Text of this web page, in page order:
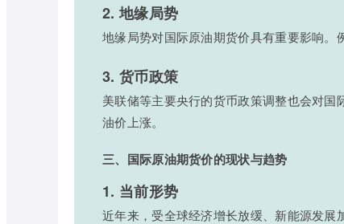
2. 地缘局势
地缘局势对国际原油期货价具有重要影响。
3. 货币政策
美联储等主要央行的货币政策调整也会对
油价上涨。
三、国际原油期货价的现状与趋势
1. 当前形势
近年来，受全球经济增长放缓、新能源发